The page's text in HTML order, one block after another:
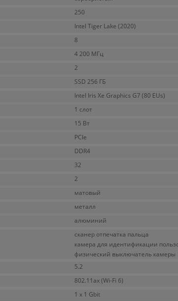
250
Intel Tiger Lake (2020)
8
4 200 МГц
2
SSD 256 ГБ
Intel Iris Xe Graphics G7 (80 EUs)
1 слот
15 Вт
PCIe
DDR4
32
2
матовый
металл
алюминий
сканер отпечатка пальца
камера для идентификации
физический выключатель камеры
5.2
802.11ax (Wi-Fi 6)
1 x 1 Gbit